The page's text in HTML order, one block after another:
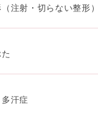
注射・切らない整形）
汗症